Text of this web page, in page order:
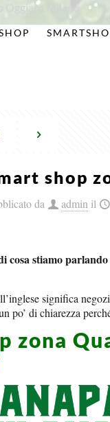
Oggiaro Milano
shop
da admin il
cosa stiamo
significa
po’ di chiarezza
zona